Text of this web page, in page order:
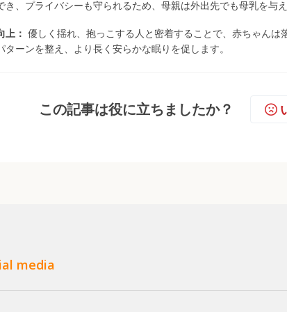
き、プライバシーも守られるため、母親は外出先でも母乳を与
上： 優しく揺れ、抱っこする人と密着することで、赤ちゃん
ターンを整え、より長く安らかな眠りを促します。
この記事は役に立ちましたか？
media